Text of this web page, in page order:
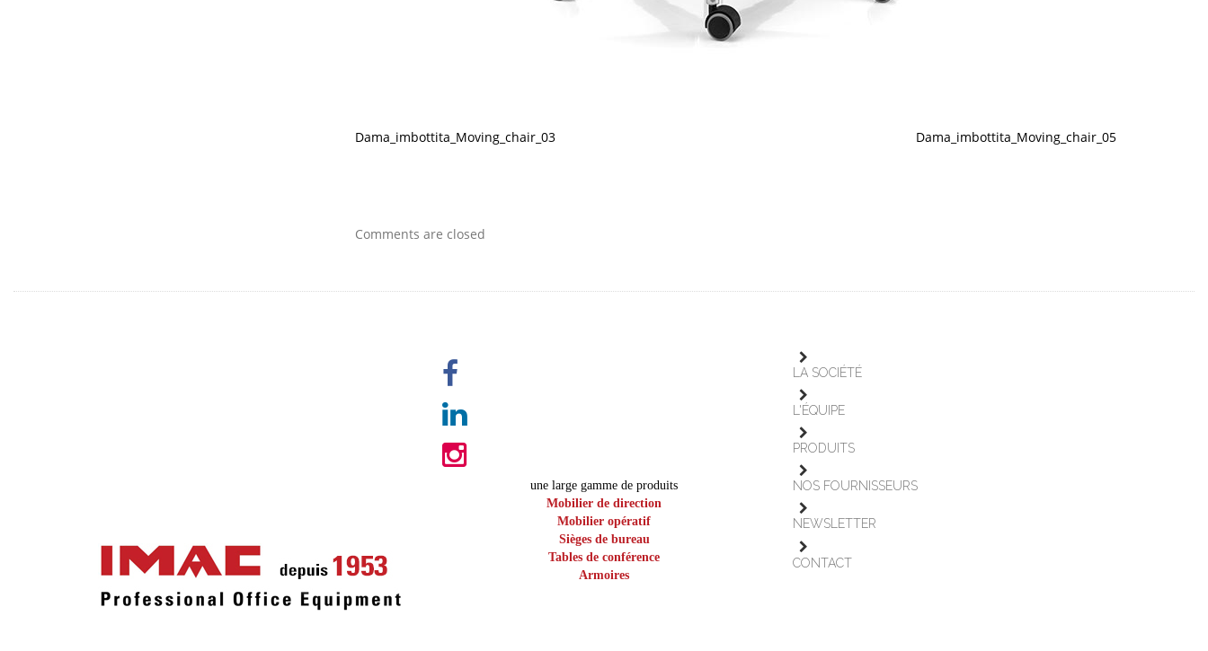
Dama_imbottita_Moving_chair_03 Dama_imbottita_Moving_chair_05
Comments are closed
une large gamme de produits
Mobilier de direction
Mobilier opératif
Sièges de bureau
Tables de conférence
Armoires
LA SOCIÉTÉ
L'ÉQUIPE
PRODUITS
NOS FOURNISSEURS
NEWSLETTER
CONTACT